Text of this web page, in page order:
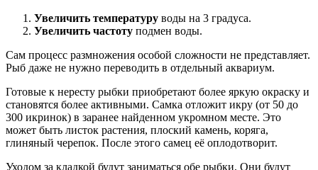
Увеличить температуру воды на 3 градуса.
Увеличить частоту подмен воды.
Сам процесс размножения особой сложности не представляет.
Рыб даже не нужно переводить в отдельный аквариум.
Готовые к нересту рыбки приобретают более яркую окраску и
становятся более активными. Самка отложит икру (от 50 до
300 икринок) в заранее найденном укромном месте. Это
может быть листок растения, плоский камень, коряга,
глиняный черепок. После этого самец её оплодотворит.
Уходом за кладкой будут заниматься обе рыбки. Они будут